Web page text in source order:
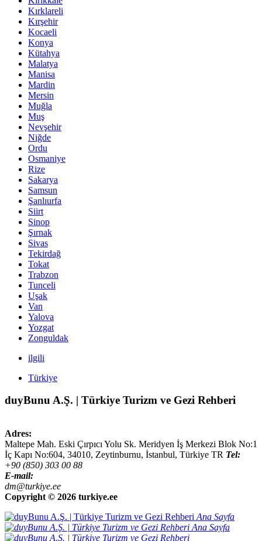
Kırklareli
Kırşehir
Kocaeli
Konya
Kütahya
Malatya
Manisa
Mardin
Mersin
Muğla
Muş
Nevşehir
Niğde
Ordu
Osmaniye
Rize
Sakarya
Samsun
Şanlıurfa
Siirt
Sinop
Şırnak
Sivas
Tekirdağ
Tokat
Trabzon
Tunceli
Uşak
Van
Yalova
Yozgat
Zonguldak
ilgili
Türkiye
duyBunu A.Ş. | Türkiye Turizm ve Gezi Rehberi
Adres:
Maltepe Mah. Eski Çırpıcı Yolu Sk. Meridyen İş Merkezi Blok No:1
İç Kapı No:604, 34010, Zeytinburnu, İstanbul, Türkiye TR Tel:
+90 (850) 303 00 88
E-mail:
dm@turkiye.ee
Copyright © 2026 turkiye.ee
Ana Sayfa
Ana Sayfa